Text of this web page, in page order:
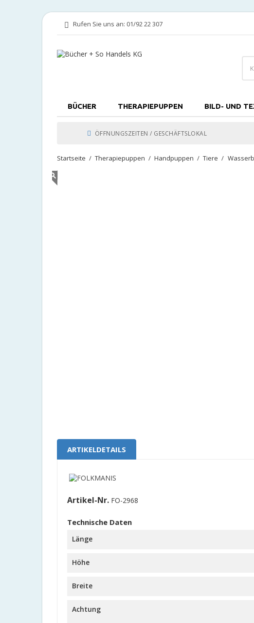
Rufen Sie uns an: 01/92 22 307
BÜCHER THERAPIEPUPPEN BILD- UND
ÖFFNUNGSZEITEN / GESCHÄFTSLOKAL
Startseite Therapiepuppen Handpuppen Tiere
ARTIKELDETAILS
Artikel-Nr. FO-2968
Technische Daten
Länge
Höhe
Breite
Achtung